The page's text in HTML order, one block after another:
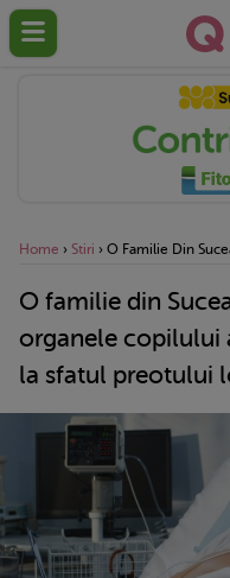
Home › Stiri › O Familie Din
O familie din
organele copilului
la sfatul preotului